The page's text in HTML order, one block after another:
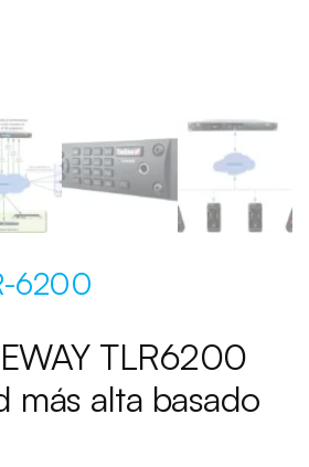
6200
TLR6200
más alta basado